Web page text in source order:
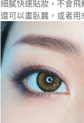
細膩快速貼妝，不會
還可以畫臥蠶，或者用